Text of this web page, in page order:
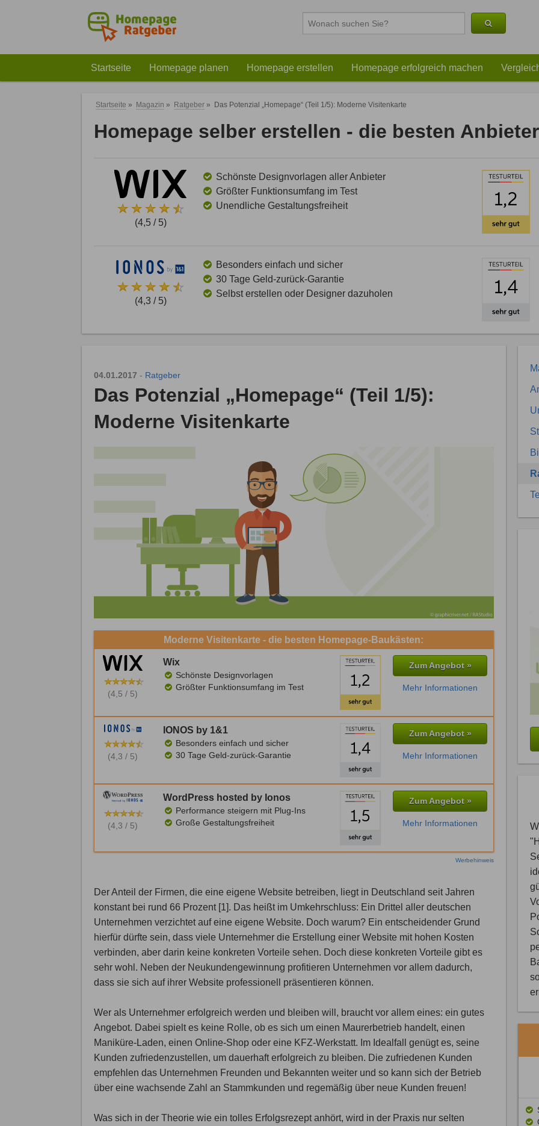
Startseite Homepage planen Homepage erstellen Homepage erfolgreich machen
Startseite » Magazin » Ratgeber » Das Potenzial „Homepage“ (Teil 1/5): Moderne Visitenkarte
Homepage selber erstellen - die besten
(4,5 / 5)
Schönste Designvorlagen aller Anbieter
Größter Funktionsumfang im Test
Unendliche Gestaltungsfreiheit
(4,3 / 5)
Besonders einfach und sicher
30 Tage Geld-zurück-Garantie
Selbst erstellen oder Designer dazuholen
04.01.2017 - Ratgeber
Das Potenzial „Homepage“ (Teil 1/5):
Moderne Visitenkarte
Moderne Visitenkarte - die besten Homepage-Baukästen:
(4,5 / 5)
Wix
Schönste Designvorlagen
Größter Funktionsumfang im Test
Zum Angebot »
Mehr Informationen
(4,3 / 5)
IONOS by 1&1
Besonders einfach und sicher
30 Tage Geld-zurück-Garantie
Zum Angebot »
Mehr Informationen
(4,3 / 5)
WordPress hosted by Ionos
Performance steigern mit Plug-Ins
Große Gestaltungsfreiheit
Zum Angebot »
Mehr Informationen
Werbehinweis
Der Anteil der Firmen, die eine eigene Website betreiben, liegt in Deutschland seit Jahren
konstant bei rund 66 Prozent [1]. Das heißt im Umkehrschluss: Ein Drittel aller deutschen
Unternehmen verzichtet auf eine eigene Website. Doch warum? Ein entscheidender Grund
hierfür dürfte sein, dass viele Unternehmer die Erstellung einer Website mit hohen Kosten
verbinden, aber darin keine konkreten Vorteile sehen. Doch diese konkreten Vorteile gibt es
sehr wohl. Neben der Neukundengewinnung profitieren Unternehmen vor allem dadurch,
dass sie sich auf ihrer Website professionell präsentieren können.
Wer als Unternehmer erfolgreich werden und bleiben will, braucht vor allem eines: ein gutes
Angebot. Dabei spielt es keine Rolle, ob es sich um einen Maurerbetrieb handelt, einen
Maniküre-Laden, einen Online-Shop oder eine KFZ-Werkstatt. Im Idealfall genügt es, seine
Kunden zufriedenzustellen, um dauerhaft erfolgreich zu bleiben. Die zufriedenen Kunden
empfehlen das Unternehmen Freunden und Bekannten weiter und so kann sich der Betrieb
über eine wachsende Zahl an Stammkunden und regemäßig über neue Kunden freuen!
Was sich in der Theorie wie ein tolles Erfolgsrezept anhört, wird in der Praxis nur selten